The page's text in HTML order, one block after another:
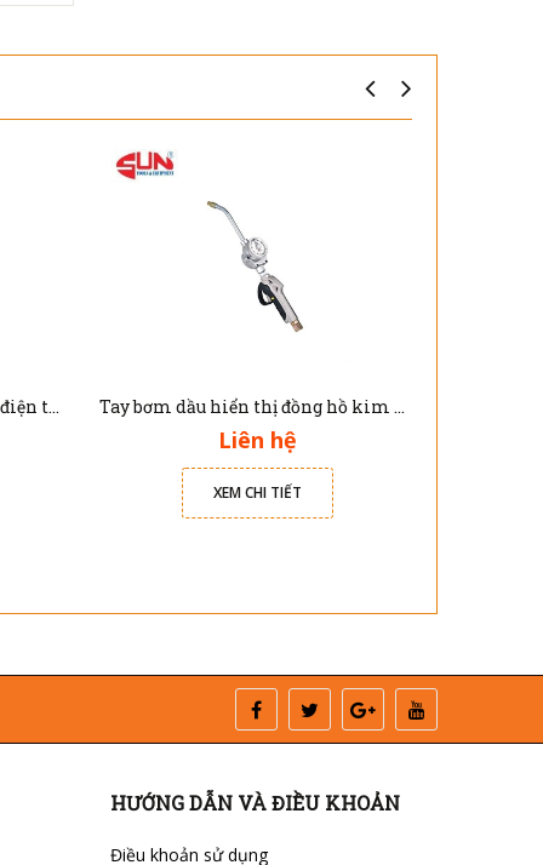
Tay bơm dầu hiển thị đồng hồ điện tử Jolong G102 Tay bơm dầu hiển thị đồng hồ kim Jolong G101
Liên hệ
XEM CHI TIẾT
HƯỚNG DẪN VÀ ĐIỀU KHOẢN
Điều khoản sử dụng